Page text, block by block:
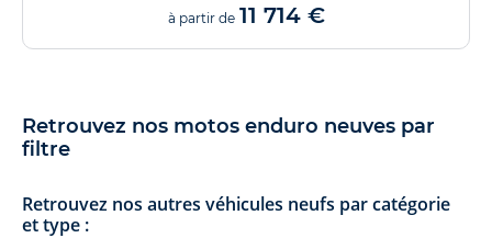
à partir de 11 714 €
Retrouvez nos motos enduro neuves par
filtre
Retrouvez nos autres véhicules neufs par catégorie
et type :